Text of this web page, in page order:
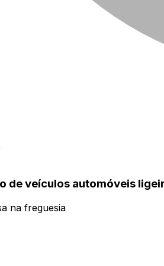
de veículos automóveis
na freguesia